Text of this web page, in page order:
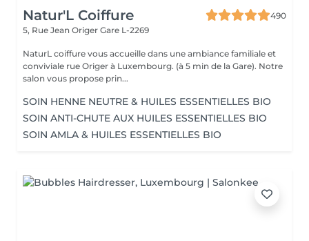
Natur'L Coiffure
490
5, Rue Jean Origer Gare L-2269
NaturL coiffure vous accueille dans une ambiance familiale et
conviviale rue Origer à Luxembourg. (à 5 min de la Gare). Notre
salon vous propose prin...
SOIN HENNE NEUTRE & HUILES ESSENTIELLES BIO
SOIN ANTI-CHUTE AUX HUILES ESSENTIELLES BIO
SOIN AMLA & HUILES ESSENTIELLES BIO